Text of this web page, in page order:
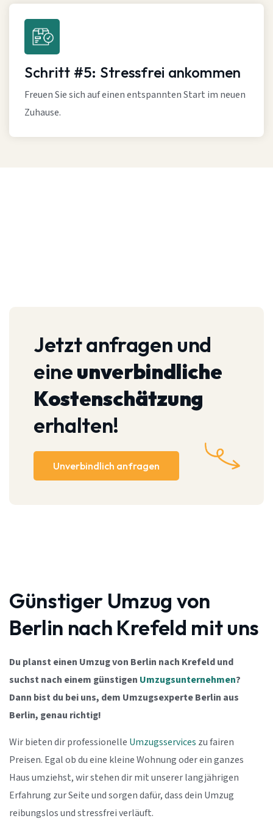
Schritt #5: Stressfrei ankommen
Freuen Sie sich auf einen entspannten Start im neuen
Zuhause.
Jetzt anfragen und
eineunverbindliche
Kostenschätzung
erhalten!
Unverbindlich anfragen
Günstiger Umzug von
Berlin nach Krefeld mit uns
Du planst einen Umzug von Berlin nach Krefeld und
suchst nach einem günstigen Umzugsunternehmen?
Dann bist du bei uns, dem Umzugsexperte Berlin aus
Berlin, genau richtig!
Wir bieten dir professionelle Umzugsservices zu fairen
Preisen. Egal ob du eine kleine Wohnung oder ein ganzes
Haus umziehst, wir stehen dir mit unserer langjährigen
Erfahrung zur Seite und sorgen dafür, dass dein Umzug
reibungslos und stressfrei verläuft.